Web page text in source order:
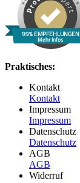
99% EMPFEHLUNGEN
Mehr Infos
Praktisches:
Kontakt
Kontakt
Impressum
Impressum
Datenschutz
Datenschutz
AGB
AGB
Widerruf